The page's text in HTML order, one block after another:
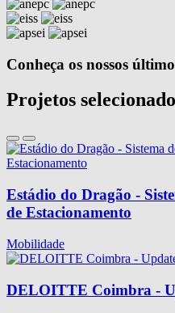
Conheça os nossos
Projetos
Estádio do Dragão -
de Estacionamento
Mobilidade
DELOITTE Coimbra -